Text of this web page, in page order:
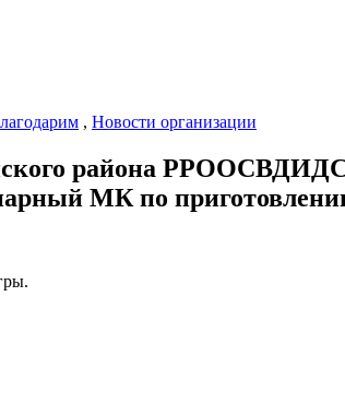
, Новости организации
района РРООСВДИДС
МК по